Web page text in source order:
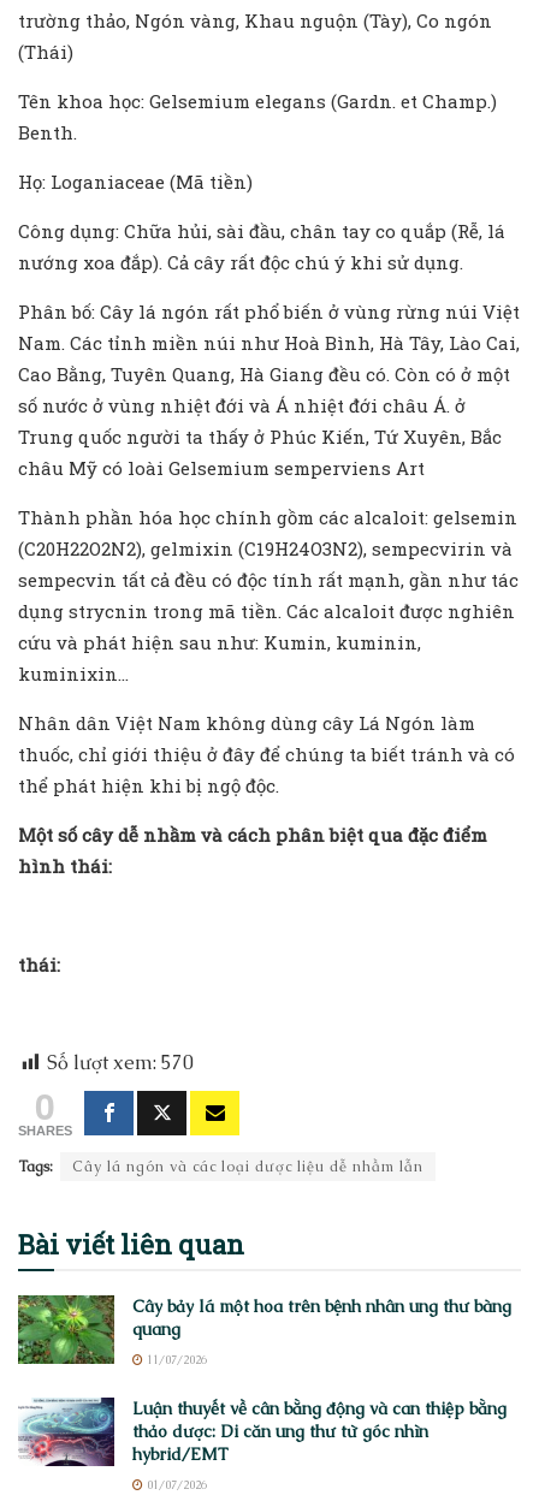
trường thảo, Ngón vàng, Khau nguộn (Tày), Co ngón
(Thái)
Tên khoa học: Gelsemium elegans (Gardn. et Champ.)
Benth.
Họ: Loganiaceae (Mã tiền)
Công dụng: Chữa hủi, sài đầu, chân tay co quắp (Rễ, lá
nướng xoa đắp). Cả cây rất độc chú ý khi sử dụng.
Phân bố: Cây lá ngón rất phổ biến ở vùng rừng núi Việt
Nam. Các tỉnh miền núi như Hoà Bình, Hà Tây, Lào Cai,
Cao Bằng, Tuyên Quang, Hà Giang đều có. Còn có ở một
số nước ở vùng nhiệt đới và Á nhiệt đới châu Á. ở
Trung quốc người ta thấy ở Phúc Kiến, Tứ Xuyên, Bắc
châu Mỹ có loài Gelsemium semperviens Art
Thành phần hóa học chính gồm các alcaloit: gelsemin
(C20H22O2N2), gelmixin (C19H24O3N2), sempecvirin và
sempecvin tất cả đều có độc tính rất mạnh, gần như tác
dụng strycnin trong mã tiền. Các alcaloit được nghiên
cứu và phát hiện sau như: Kumin, kuminin,
kuminixin…
Nhân dân Việt Nam không dùng cây Lá Ngón làm
thuốc, chỉ giới thiệu ở đây để chúng ta biết tránh và có
thể phát hiện khi bị ngộ độc.
Một số cây dễ nhầm và cách phân biệt qua đặc điểm
hình thái:
thái:
Số lượt xem: 570
0
SHARES
Tags: Cây lá ngón và các loại dược liệu dễ nhầm lẫn
Bài viếtliên quan
Cây bảy lá một hoa trên bệnh nhân ung thư bàng
quang
11/07/2026
Luận thuyết về cân bằng động và can thiệp bằng
thảo dược: Di căn ung thư từ góc nhìn
hybrid/EMT
01/07/2026